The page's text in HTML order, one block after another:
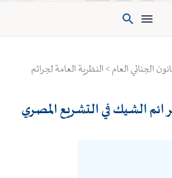

الجنائي العام > النظرية العامة لجرائم
الشيك في التشريع المصري